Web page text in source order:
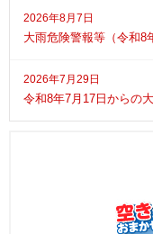
2026年8月7日
大雨危険警報等（令和8
2026年7月29日
令和8年7月17日からの